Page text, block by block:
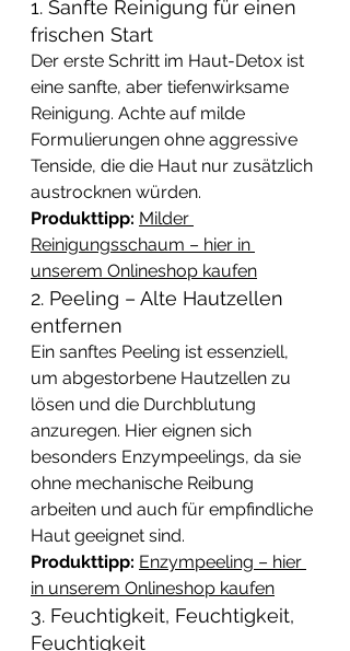
1. Sanfte Reinigung für einen
frischen Start
Der erste Schritt im Haut-Detox ist
eine sanfte, aber tiefenwirksame
Reinigung. Achte auf milde
Formulierungen ohne aggressive
Tenside, die die Haut nur zusätzlich
austrocknen würden.
Produkttipp: Milder
Reinigungsschaum – hier in
unserem Onlineshop kaufen
2. Peeling – Alte Hautzellen
entfernen
Ein sanftes Peeling ist essenziell,
um abgestorbene Hautzellen zu
lösen und die Durchblutung
anzuregen. Hier eignen sich
besonders Enzympeelings, da sie
ohne mechanische Reibung
arbeiten und auch für empfindliche
Haut geeignet sind.
Produkttipp: Enzympeeling – hier
in unserem Onlineshop kaufen
3. Feuchtigkeit, Feuchtigkeit,
Feuchtigkeit